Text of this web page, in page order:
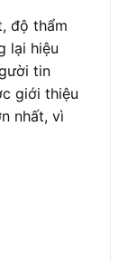
độ thẩm
lại hiệu
tin
giới thiệu
nhất, vì